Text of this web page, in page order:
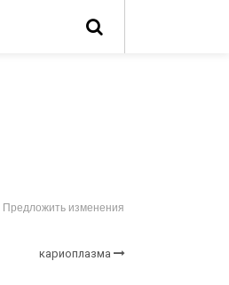
Предложить изменения
кариоплазма